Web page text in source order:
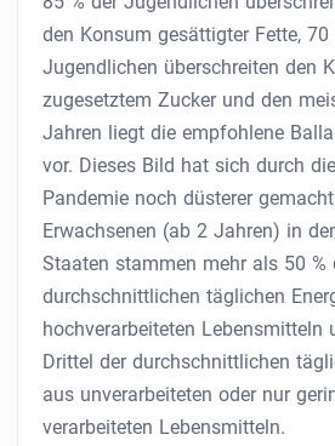
den Konsum gesättigter Fette, 70
Jugendlichen überschreiten den
zugesetztem Zucker und den
Jahren liegt die empfohlene
vor. Dieses Bild hat sich durch
Pandemie noch düsterer
Erwachsenen (ab 2 Jahren) in
Staaten stammen mehr als 50 %
durchschnittlichen täglichen
hochverarbeiteten Lebensmitteln
Drittel der durchschnittlichen
aus unverarbeiteten oder nur
verarbeiteten Lebensmitteln.